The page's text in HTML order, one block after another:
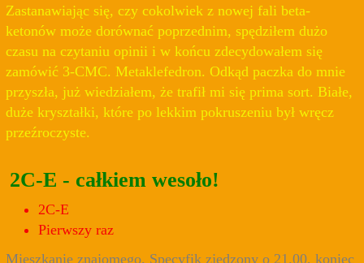
Zastanawiając się, czy cokolwiek z nowej fali beta-
ketonów może dorównać poprzednim, spędziłem dużo
czasu na czytaniu opinii i w końcu zdecydowałem się
zamówić 3-CMC. Metaklefedron. Odkąd paczka do mnie
przyszła, już wiedziałem, że trafił mi się prima sort. Białe,
duże kryształki, które po lekkim pokruszeniu był wręcz
przeźroczyste.
2C-E - całkiem wesoło!
2C-E
Pierwszy raz
Mieszkanie znajomego. Specyfik zjedzony o 21.00, koniec